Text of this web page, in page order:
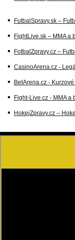
FutbalSpravy.sk –
FightLive.sk – MMA a
FotbalZpravy.cz –
CasinoArena.cz -
BetArena.cz -
Fight-Live.cz - MMA
HokejZpravy.cz –